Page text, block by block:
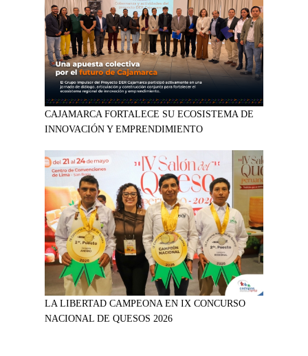
CAJAMARCA FORTALECE SU ECOSISTEMA DE
INNOVACIÓN Y EMPRENDIMIENTO
LA LIBERTAD CAMPEONA EN IX CONCURSO
NACIONAL DE QUESOS 2026